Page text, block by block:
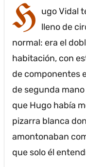
H ugo Vidal
lleno de
normal: era el
habitación, con
de componentes
de segunda
que Hugo había
pizarra blanca
amontonaban
que solo él